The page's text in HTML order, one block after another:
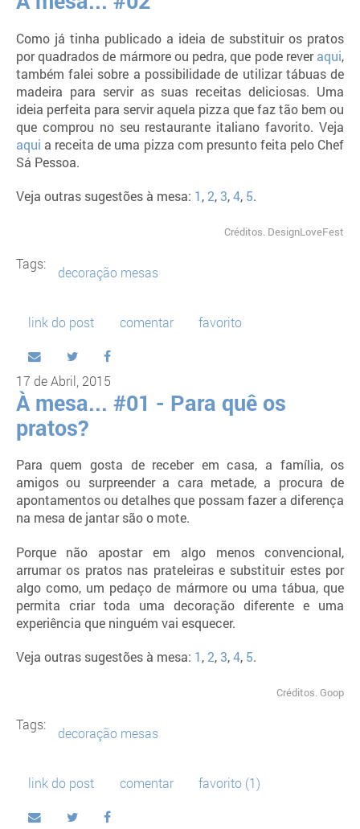
Como já tinha publicado a ideia de substituir os pratos
por quadrados de mármore ou pedra, que pode rever aqui,
também falei sobre a possibilidade de utilizar tábuas de
madeira para servir as suas receitas deliciosas. Uma
ideia perfeita para servir aquela pizza que faz tão bem ou
que comprou no seu restaurante italiano favorito. Veja
aqui a receita de uma pizza com presunto feita pelo Chef
Sá Pessoa.
Veja outras sugestões à mesa: 1 , 2, 3, 4, 5.
Créditos. DesignLoveFest
Tags:
decoração mesas
link do post comentar favorito
17 de Abril, 2015
À mesa... #01 - Para quê os
pratos?
Para quem gosta de receber em casa, a família, os
amigos ou surpreender a cara metade, a procura de
apontamentos ou detalhes que possam fazer a diferença
na mesa de jantar são o mote.
Porque não apostar em algo menos convencional,
arrumar os pratos nas prateleiras e substituir estes por
algo como, um pedaço de mármore ou uma tábua, que
permita criar toda uma decoração diferente e uma
experiência que ninguém vai esquecer.
Veja outras sugestões à mesa: 1 , 2, 3, 4, 5.
Créditos. Goop
Tags:
decoração mesas
link do post comentar favorito (1)